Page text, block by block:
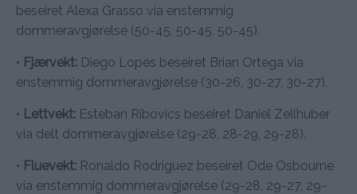
beseiret Alexa Grasso via enstemmig
dommeravgjørelse (50-45, 50-45, 50-45).
• Fjærvekt: Diego Lopes beseiret Brian Ortega via
enstemmig dommeravgjørelse (30-26, 30-27, 30-27).
• Lettvekt: Esteban Ribovics beseiret Daniel Zellhuber
via delt dommeravgjørelse (29-28, 28-29, 29-28).
• Fluevekt: Ronaldo Rodriguez beseiret Ode Osbourne
via enstemmig dommeravgjørelse (29-28, 29-27, 29-